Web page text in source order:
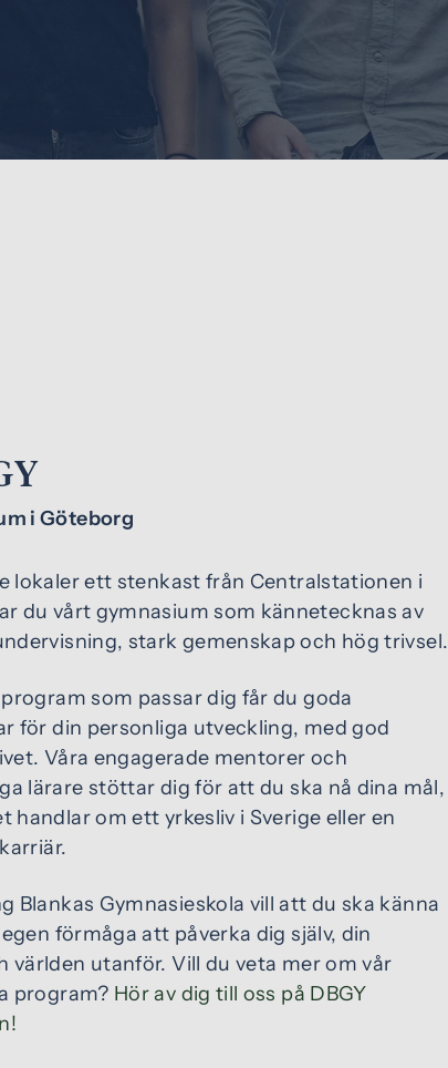
i Göteborg
lokaler ett stenkast från Centralstationen i
du vårt gymnasium som kännetecknas av
stark gemenskap och hög trivsel.
som passar dig får du goda
för din personliga utveckling, med god
Våra engagerade mentorer och
lärare stöttar dig för att du ska nå dina mål,
handlar om ett yrkesliv i Sverige eller en
Blankas Gymnasieskola vill att du ska känna
förmåga att påverka dig själv, din
världen utanför. Vill du veta mer om vår
program? Hör av dig till oss på DBGY